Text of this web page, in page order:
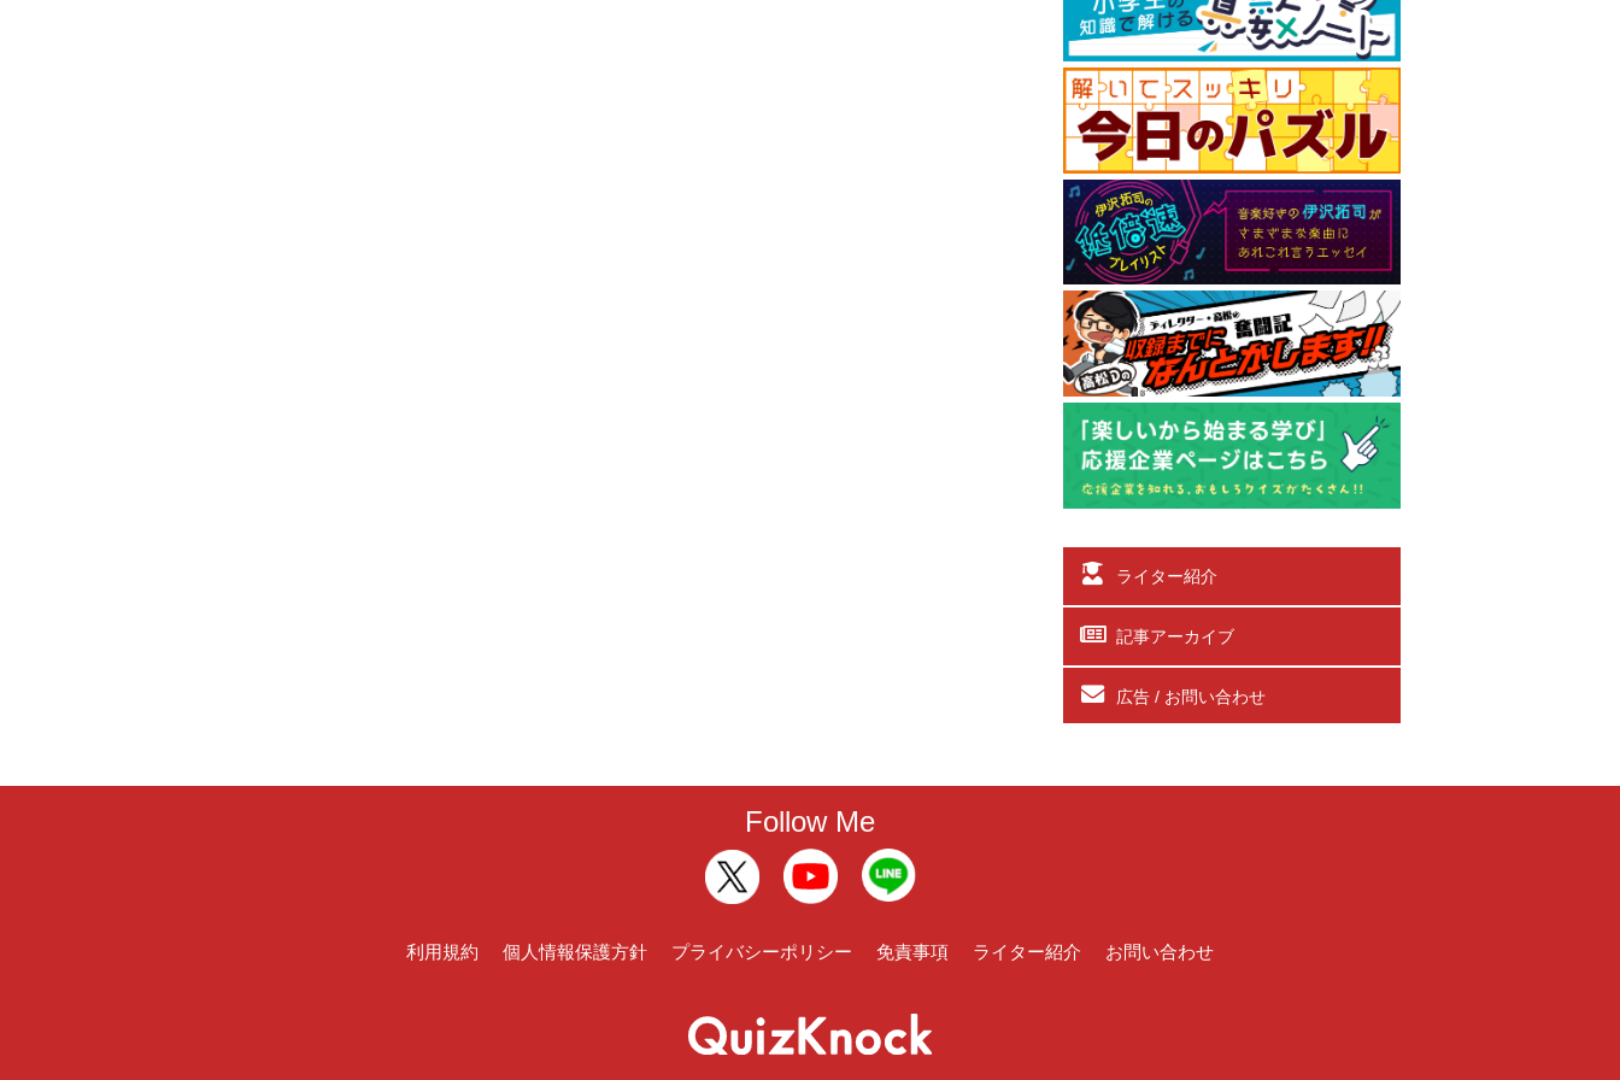
ライター紹介
記事アーカイブ
広告 / お問い合わせ
Follow Me
利用規約 個人情報保護方針 プライバシーポリシー 免責事項 ライター紹介 お問い合わせ